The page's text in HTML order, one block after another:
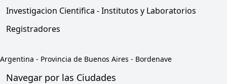
Investigacion Cientifica - Institutos y Laboratorios
Registradores
Argentina - Provincia de Buenos Aires - Bordenave
Navegar por las Ciudades